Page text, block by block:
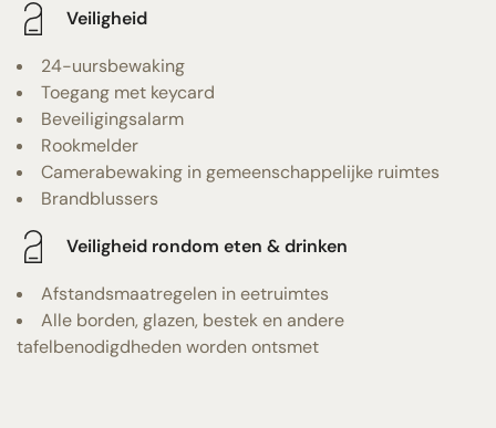
Veiligheid
24-uursbewaking
Toegang met keycard
Beveiligingsalarm
Rookmelder
Camerabewaking in gemeenschappelijke ruimtes
Brandblussers
Veiligheid rondom eten & drinken
Afstandsmaatregelen in eetruimtes
Alle borden, glazen, bestek en andere
tafelbenodigdheden worden ontsmet